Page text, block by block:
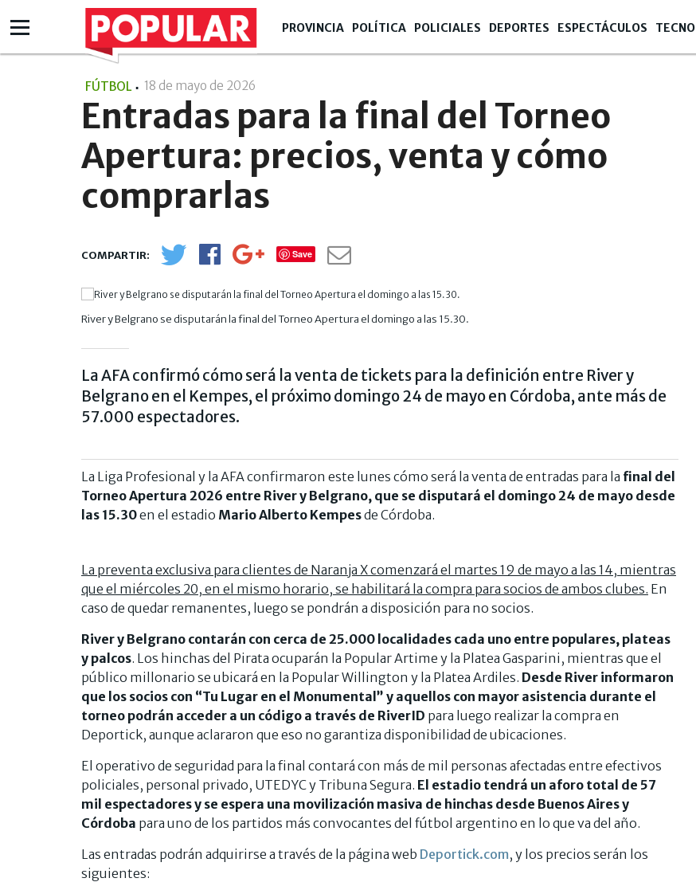
PROVINCIA POLÍTICA POLICIALES DEPORTES ESPECTÁCULOS TECNO
FÚTBOL 18 de mayo de 2026
Entradas para la final del Torneo
Apertura: precios, venta y cómo
comprarlas
Save
River y Belgrano se disputarán la final del Torneo Apertura el domingo a las 15.30.
La AFA confirmó cómo será la venta de tickets para la definición entre River y
Belgrano en el Kempes, el próximo domingo 24 de mayo en Córdoba, ante más de
57.000 espectadores.
La Liga Profesional y la AFA confirmaron este lunes cómo será la venta de entradas para la final del
Torneo Apertura 2026 entre River y Belgrano, que se disputará el domingo 24 de mayo desde
las 15.30en el estadio Mario Alberto Kempesde Córdoba.
La preventa exclusiva para clientes de Naranja X comenzará el martes 19 de mayo a las 14, mientras
que el miércoles 20, en el mismo horario, se habilitará la compra para socios de ambos clubes. En
caso de quedar remanentes, luego se pondrán a disposición para no socios.
River y Belgrano contarán con cerca de 25.000 localidades cada uno entre populares, plateas
y palcos. Los hinchas del Pirata ocuparán la Popular Artime y la Platea Gasparini, mientras que el
público millonario se ubicará en la Popular Willington y la Platea Ardiles. Desde River informaron
que los socios con “Tu Lugar en el Monumental” y aquellos con mayor asistencia durante el
torneo podrán acceder a un código a través de RiverID para luego realizar la compra en
Deportick, aunque aclararon que eso no garantiza disponibilidad de ubicaciones.
El operativo de seguridad para la final contará con más de mil personas afectadas entre efectivos
policiales, personal privado, UTEDYC y Tribuna Segura. El estadio tendrá un aforo total de 57
mil espectadores y se espera una movilización masiva de hinchas desde Buenos Aires y
Córdoba para uno de los partidos más convocantes del fútbol argentino en lo que va del año.
Las entradas podrán adquirirse a través de la página web Deportick.com, y los precios serán los
siguientes: